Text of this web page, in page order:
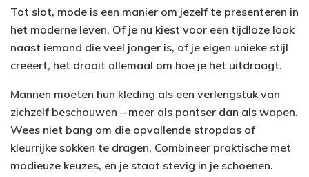
Tot slot, mode is een manier om jezelf te presenteren in
het moderne leven. Of je nu kiest voor een tijdloze look
naast iemand die veel jonger is, of je eigen unieke stijl
creëert, het draait allemaal om hoe je het uitdraagt.
Mannen moeten hun kleding als een verlengstuk van
zichzelf beschouwen – meer als pantser dan als wapen.
Wees niet bang om die opvallende stropdas of
kleurrijke sokken te dragen. Combineer praktische met
modieuze keuzes, en je staat stevig in je schoenen.